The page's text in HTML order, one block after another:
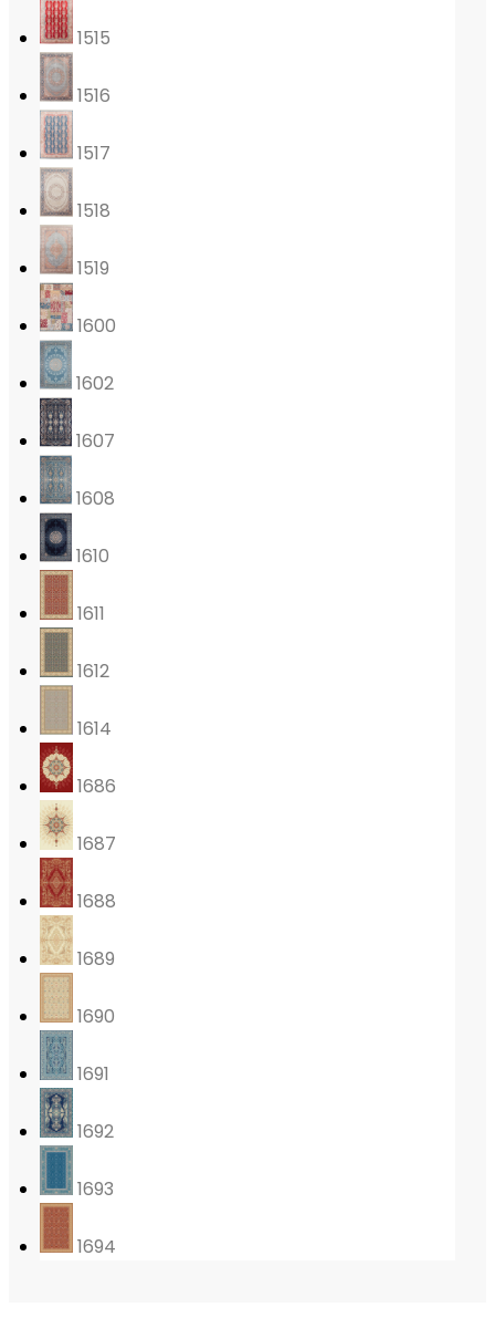
1515
1516
1517
1518
1519
1600
1602
1607
1608
1610
1611
1612
1614
1686
1687
1688
1689
1690
1691
1692
1693
1694